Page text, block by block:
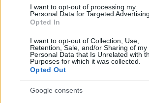
I want to opt-out of processing my
Personal Data for Targeted Advertising.
Opted In
I want to opt-out of Collection, Use,
Retention, Sale, and/or Sharing of my
Personal Data that Is Unrelated with
Purposes for which it was collected.
Opted Out
Google consents
„NEM TÖBB EZER EMBERRE
EGY VÁLOGATOTT